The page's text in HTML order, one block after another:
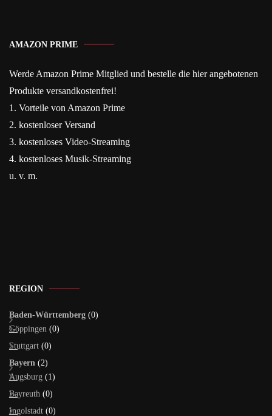
AMAZON PRIME
Werde Amazon Prime Mitglied und bestelle die hier angebotenen
Produkte versandkostenfrei!
1. Vorteile von Amazon Prime
2. kostenloser Versand
3. kostenloses Video-Streaming
4. kostenloses Musik-Streaming
u. v. m.
REGION
Baden-Württemberg (0)
Göppingen (0)
Stuttgart (0)
Bayern (2)
Augsburg (1)
Bayreuth (0)
Ingolstadt (0)